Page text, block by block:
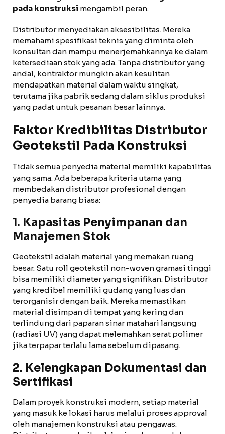
pada konstruksi mengambil peran.
Distributor menyediakan aksesibilitas. Mereka
memahami spesifikasi teknis yang diminta oleh
konsultan dan mampu menerjemahkannya ke dalam
ketersediaan stok yang ada. Tanpa distributor yang
andal, kontraktor mungkin akan kesulitan
mendapatkan material dalam waktu singkat,
terutama jika pabrik sedang dalam siklus produksi
yang padat untuk pesanan besar lainnya.
Faktor Kredibilitas Distributor
Geotekstil Pada Konstruksi
Tidak semua penyedia material memiliki kapabilitas
yang sama. Ada beberapa kriteria utama yang
membedakan distributor profesional dengan
penyedia barang biasa:
1. Kapasitas Penyimpanan dan
Manajemen Stok
Geotekstil adalah material yang memakan ruang
besar. Satu roll geotekstil non-woven gramasi tinggi
bisa memiliki diameter yang signifikan. Distributor
yang kredibel memiliki gudang yang luas dan
terorganisir dengan baik. Mereka memastikan
material disimpan di tempat yang kering dan
terlindung dari paparan sinar matahari langsung
(radiasi UV) yang dapat melemahkan serat polimer
jika terpapar terlalu lama sebelum dipasang.
2. Kelengkapan Dokumentasi dan
Sertifikasi
Dalam proyek konstruksi modern, setiap material
yang masuk ke lokasi harus melalui proses approval
oleh manajemen konstruksi atau pengawas.